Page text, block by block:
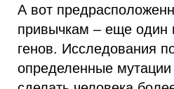
А вот
привычкам – еще один
генов. Исследования
определенные мутации